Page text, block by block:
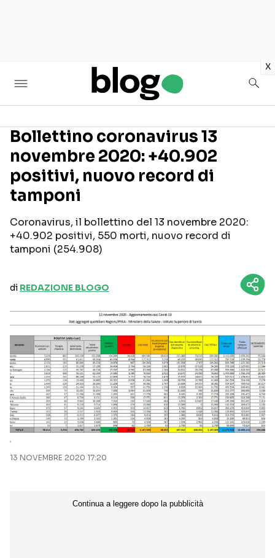
x
Seguici sui social
Bollettino coronavirus 13
novembre 2020: +40.902
positivi, nuovo record di
tamponi
Coronavirus, il bollettino del 13 novembre 2020:
+40.902 positivi, 550 morti, nuovo record di
tamponi (254.908)
di REDAZIONE BLOGO
13 NOVEMBRE 2020 17:20